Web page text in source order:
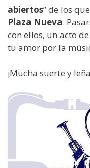
abiertos” de los
Plaza Nueva.
con ellos, un acto
tu amor por la
¡Mucha suerte y